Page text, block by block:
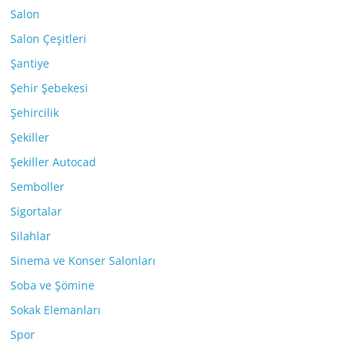
Salon
Salon Çeşitleri
Şantiye
Şehir Şebekesi
Şehircilik
Şekiller
Şekiller Autocad
Semboller
Sigortalar
Silahlar
Sinema ve Konser Salonları
Soba ve Şömine
Sokak Elemanları
Spor